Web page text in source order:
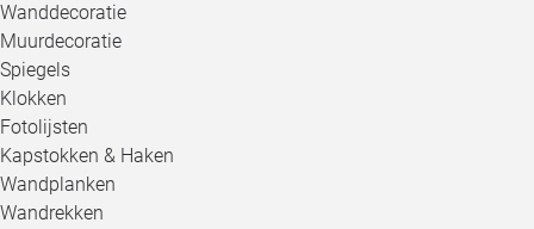
Wanddecoratie
Muurdecoratie
Spiegels
Klokken
Fotolijsten
Kapstokken & Haken
Wandplanken
Wandrekken